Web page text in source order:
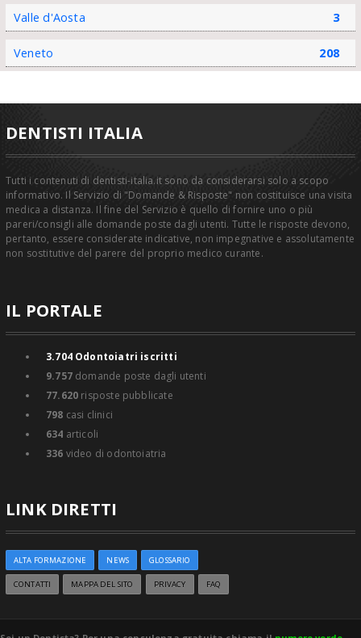
Valle d'Aosta 3
Veneto 208
DENTISTI ITALIA
Tutti i contenuti di dentisti-italia.it sono da considerarsi solo a scopo
informativo. Il Servizio di "Domande & Risposte" non costituisce una visita
medica a distanza. Il fine del Servizio è quello di fornire uno o più
pareri/consigli alle domande poste dagli utenti. Tutte le risposte devono,
pertanto, essere considerate indicative, non impegnative e assolutamente
non sostitutive del parere del proprio medico curante.
IL PORTALE
3.704Odontoiatri iscritti
9.757domande poste dagli utenti
77.620 risposte pubblicate
798 casi clinici
634 articoli
336 video di odontoiatria
LINK DIRETTI
ALTA FORMAZIONE NEWS GLOSSARIO
CONTATTI MAPPA DEL SITO PRIVACY FAQ